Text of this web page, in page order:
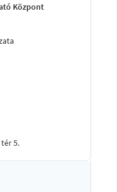
Központ
5.